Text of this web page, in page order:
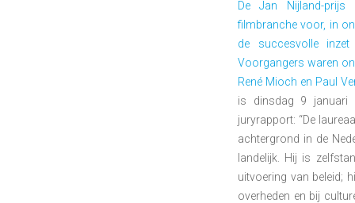
De Jan Nijland-
filmbranche voor, in
de succesvolle
Voorgangers waren
René Mioch en Paul
is dinsdag 9 januari
juryrapport: “De
achtergrond in de
landelijk. Hij is
uitvoering van beleid;
overheden en bij